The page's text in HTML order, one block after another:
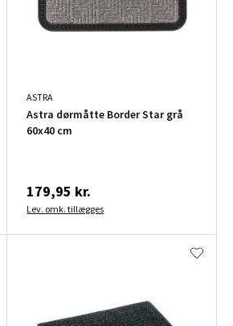
ASTRA
Astra dørmåtte Border Star grå
60x40 cm
179,95 kr.
Lev. omk. tillægges